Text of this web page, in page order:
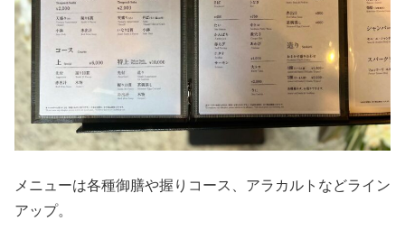
メニューは各種御膳や握りコース、アラカルトなどライン
アップ。